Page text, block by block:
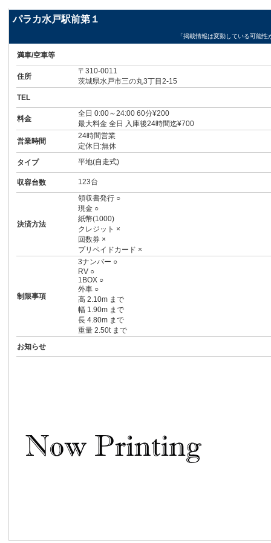
パラカ水戸駅前第１
「掲載情報は変動している可能
満車/空車等
住所
〒310-0011
茨城県水戸市三の丸3丁目2-15
TEL
料金
全日 0:00～24:00 60分¥200
最大料金 全日 入庫後24時間迄¥700
営業時間
24時間営業
定休日:無休
タイプ
平地(自走式)
収容台数 123台
決済方法
領収書発行 ○
現金 ○
紙幣(1000)
クレジット ×
回数券 ×
プリペイドカード ×
制限事項
3ナンバー ○
RV ○
1BOX ○
外車 ○
高 2.10m まで
幅 1.90m まで
長 4.80m まで
重量 2.50t まで
お知らせ